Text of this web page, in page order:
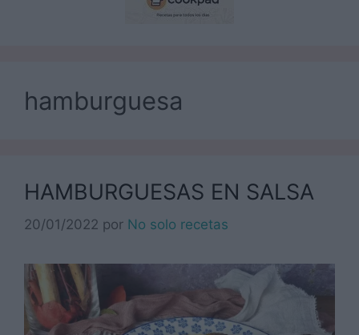
hamburguesa
HAMBURGUESAS EN SALSA
20/01/2022 por No solo recetas